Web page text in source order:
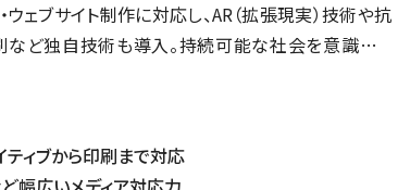
ウェブサイト制作に対応し、AR（拡張現実）技術や抗
など独自技術も導入。持続可能な社会を意識した
ティブから印刷まで対応